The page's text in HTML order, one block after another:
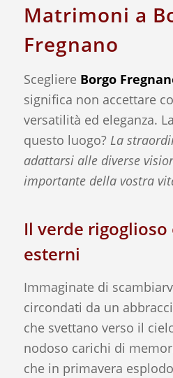
Matrimoni a
Fregnano
Scegliere Borgo
significa non accettare
versatilità ed eleganza.
questo luogo? La
adattarsi alle diverse
importante della vostra
Il verde rigoglioso
esterni
Immaginate di
circondati da un
che svettano verso il
nodoso carichi di
che in primavera